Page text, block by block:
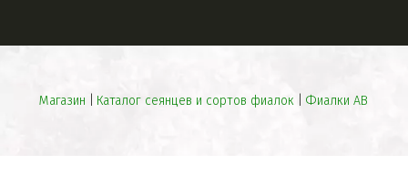
Магазин Каталог сеянцев и сортов фиалок | Фиалки АВ